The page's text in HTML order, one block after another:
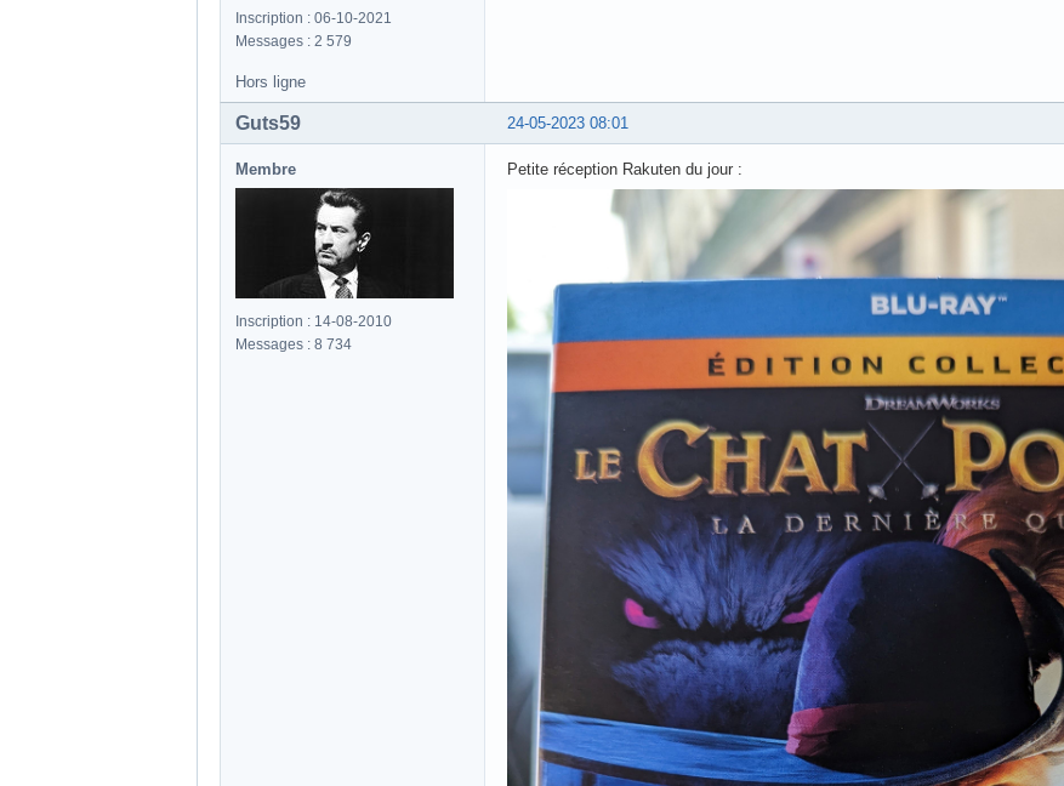
Inscription : 06-10-2021
Messages : 2 579
Hors ligne
24-05-2023 08:01
Guts59
Membre
Inscription : 14-08-2010
Messages : 8 734
Petite réception Rakuten du jour :